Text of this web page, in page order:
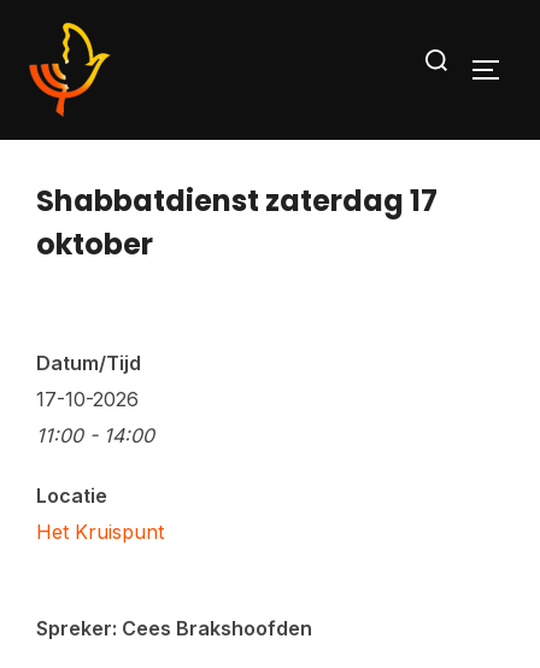
inhoud
Zoek
Shabbatdienst zaterdag 17
oktober
Datum/Tijd
17-10-2026
11:00 - 14:00
Locatie
Het Kruispunt
Spreker: Cees Brakshoofden